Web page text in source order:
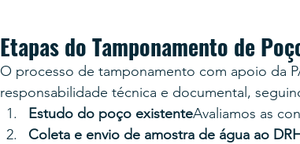
Etapas do Tamponamento de
O processo de tamponamento com apoio da
responsabilidade técnica e documental,
Estudo do poço existenteAvaliamos as
Coleta e envio de amostra de água ao